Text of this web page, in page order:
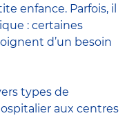
enfance. Parfois, il
: certaines
d’un besoin
types de
aux centres